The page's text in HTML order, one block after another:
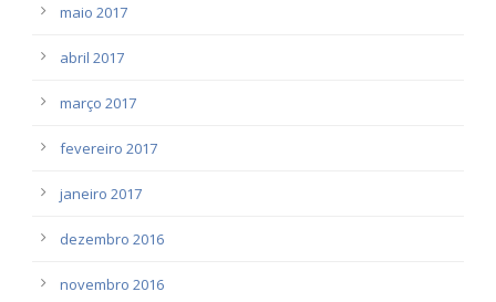
maio 2017
abril 2017
março 2017
fevereiro 2017
janeiro 2017
dezembro 2016
novembro 2016